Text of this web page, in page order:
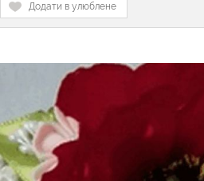
Додати в улюблене